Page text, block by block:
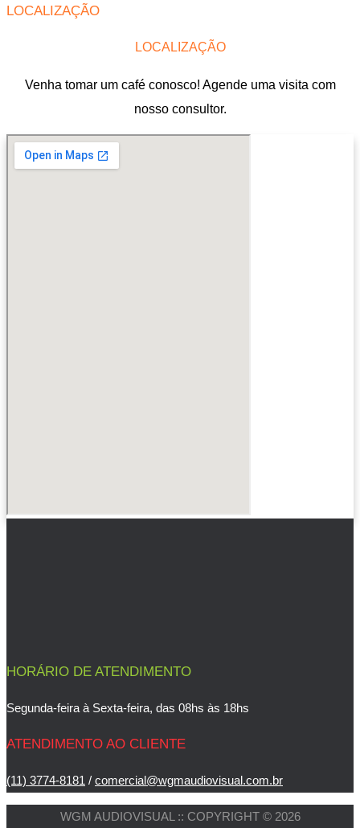
LOCALIZAÇÃO
LOCALIZAÇÃO
Venha tomar um café conosco! Agende uma visita com
nosso consultor.
HORÁRIO DE ATENDIMENTO
Segunda-feira à Sexta-feira, das 08hs às 18hs
ATENDIMENTO AO CLIENTE
(11) 3774-8181 / comercial@wgmaudiovisual.com.br
WGM AUDIOVISUAL :: COPYRIGHT © 2026